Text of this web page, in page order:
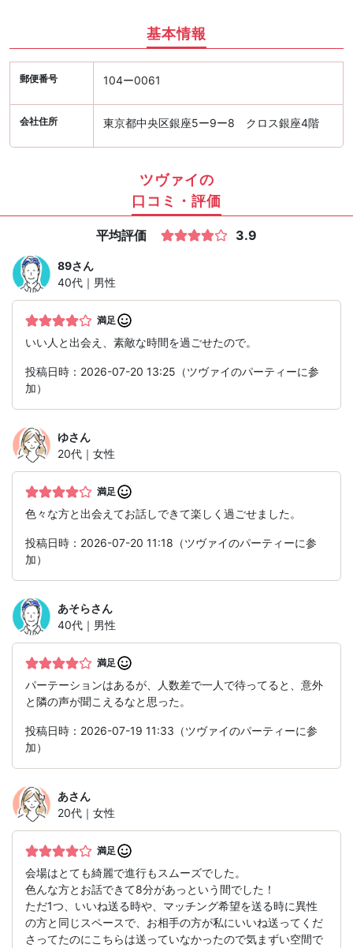
基本情報
郵便番号 104ー0061
会社住所 東京都中央区銀座5ー9ー8 クロス銀座4階
ツヴァイの
口コミ・評価
平均評価 3.9
89さん
40代｜男性
満足
いい人と出会え、素敵な時間を過ごせたので。
投稿日時：2026-07-20 13:25（ツヴァイのパーティーに参
加）
ゆさん
20代｜女性
満足
色々な方と出会えてお話しできて楽しく過ごせました。
投稿日時：2026-07-20 11:18（ツヴァイのパーティーに参
加）
あそらさん
40代｜男性
満足
パーテーションはあるが、人数差で一人で待ってると、意外
と隣の声が聞こえるなと思った。
投稿日時：2026-07-19 11:33（ツヴァイのパーティーに参
加）
あさん
20代｜女性
満足
会場はとても綺麗で進行もスムーズでした。
色んな方とお話できて8分があっという間でした！
ただ1つ、いいね送る時や、マッチング希望を送る時に異性
の方と同じスペースで、お相手の方が私にいいね送ってくだ
さってたのにこちらは送っていなかったので気まずい空間で